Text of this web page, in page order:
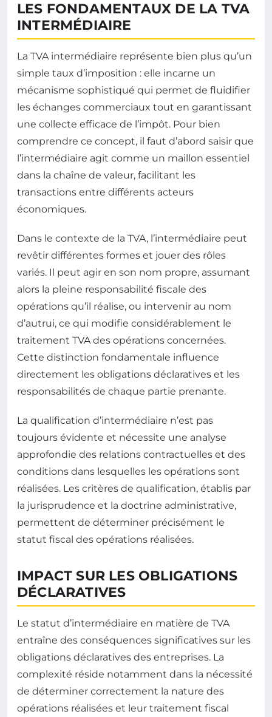
LES FONDAMENTAUX DE LA TVA
INTERMÉDIAIRE
La TVA intermédiaire représente bien plus qu’un
simple taux d’imposition : elle incarne un
mécanisme sophistiqué qui permet de fluidifier
les échanges commerciaux tout en garantissant
une collecte efficace de l’impôt. Pour bien
comprendre ce concept, il faut d’abord saisir que
l’intermédiaire agit comme un maillon essentiel
dans la chaîne de valeur, facilitant les
transactions entre différents acteurs
économiques.
Dans le contexte de la TVA, l’intermédiaire peut
revêtir différentes formes et jouer des rôles
variés. Il peut agir en son nom propre, assumant
alors la pleine responsabilité fiscale des
opérations qu’il réalise, ou intervenir au nom
d’autrui, ce qui modifie considérablement le
traitement TVA des opérations concernées.
Cette distinction fondamentale influence
directement les obligations déclaratives et les
responsabilités de chaque partie prenante.
La qualification d’intermédiaire n’est pas
toujours évidente et nécessite une analyse
approfondie des relations contractuelles et des
conditions dans lesquelles les opérations sont
réalisées. Les critères de qualification, établis par
la jurisprudence et la doctrine administrative,
permettent de déterminer précisément le
statut fiscal des opérations réalisées.
IMPACT SUR LES OBLIGATIONS
DÉCLARATIVES
Le statut d’intermédiaire en matière de TVA
entraîne des conséquences significatives sur les
obligations déclaratives des entreprises. La
complexité réside notamment dans la nécessité
de déterminer correctement la nature des
opérations réalisées et leur traitement fiscal